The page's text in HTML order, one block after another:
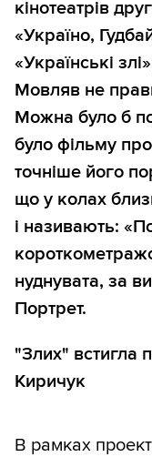
кінотеатрів
«Україно,
«Українські
Мовляв не
Можна було б
було фільму
точніше його
що у колах
і називають:
нуднувата, за
Портрет.
"Злих" встигла
Киричук
В рамках